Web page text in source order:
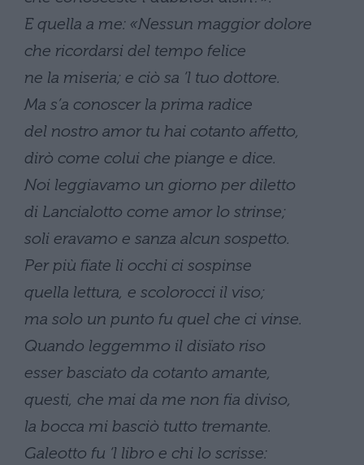
E quella a me: «Nessun maggior dolore
che ricordarsi del tempo felice
ne la miseria; e ciò sa ‘l tuo dottore.
Ma s’a conoscer la prima radice
del nostro amor tu hai cotanto affetto,
dirò come colui che piange e dice.
Noi leggiavamo un giorno per diletto
di Lancialotto come amor lo strinse;
soli eravamo e sanza alcun sospetto.
Per più fïate li occhi ci sospinse
quella lettura, e scolorocci il viso;
ma solo un punto fu quel che ci vinse.
Quando leggemmo il disïato riso
esser basciato da cotanto amante,
questi, che mai da me non fia diviso,
la bocca mi basciò tutto tremante.
Galeotto fu ‘l libro e chi lo scrisse: